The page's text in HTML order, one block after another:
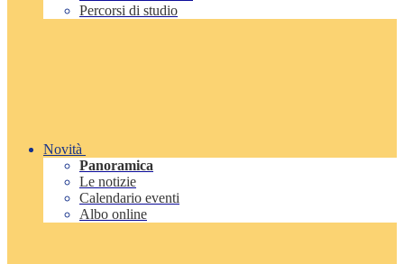
Percorsi di studio
Novità
Panoramica
Le notizie
Calendario eventi
Albo online